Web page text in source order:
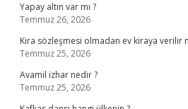
Yapay altın var mı ?
Temmuz 26, 2026
Kira sözleşmesi olmadan ev kiraya verilir
Temmuz 25, 2026
Avamil izhar nedir ?
Temmuz 25, 2026